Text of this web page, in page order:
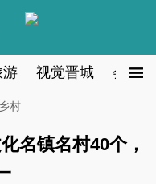
游 视觉晋城 会员
村
名镇名村40个，